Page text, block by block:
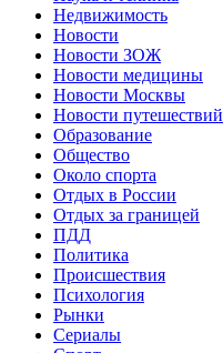
Недвижимость
Новости
Новости ЗОЖ
Новости медицины
Новости Москвы
Новости путешествий
Образование
Общество
Около спорта
Отдых в России
Отдых за границей
ПДД
Политика
Происшествия
Психология
Рынки
Сериалы